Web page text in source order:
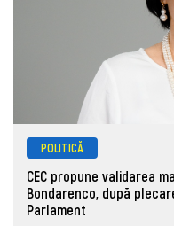
POLITICĂ
CEC propune validarea
Bondarenco, după
Parlament